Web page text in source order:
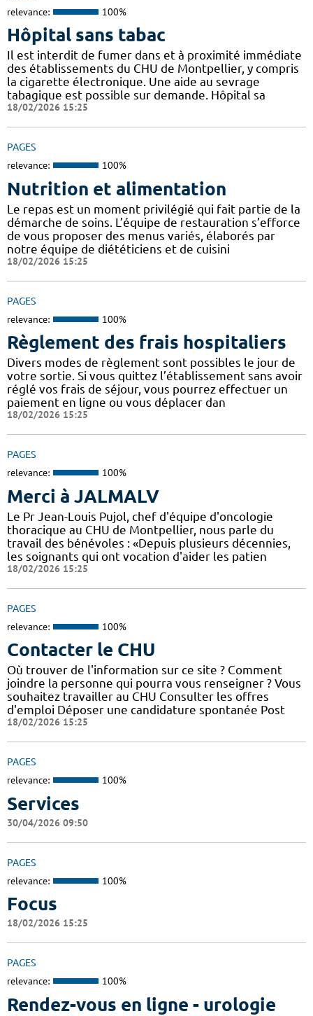
relevance: 100%
Hôpital sans tabac
Il est interdit de fumer dans et à proximité immédiate
des établissements du CHU de Montpellier, y compris
la cigarette électronique. Une aide au sevrage
tabagique est possible sur demande. Hôpital sa
18/02/2026 15:25
PAGES
relevance: 100%
Nutrition et alimentation
Le repas est un moment privilégié qui fait partie de la
démarche de soins. L’équipe de restauration s’efforce
de vous proposer des menus variés, élaborés par
notre équipe de diététiciens et de cuisini
18/02/2026 15:25
PAGES
relevance: 100%
Règlement des frais hospitaliers
Divers modes de règlement sont possibles le jour de
votre sortie. Si vous quittez l’établissement sans avoir
réglé vos frais de séjour, vous pourrez effectuer un
paiement en ligne ou vous déplacer dan
18/02/2026 15:25
PAGES
relevance: 100%
Merci à JALMALV
Le Pr Jean-Louis Pujol, chef d'équipe d'oncologie
thoracique au CHU de Montpellier, nous parle du
travail des bénévoles : «Depuis plusieurs décennies,
les soignants qui ont vocation d'aider les patien
18/02/2026 15:25
PAGES
relevance: 100%
Contacter le CHU
Où trouver de l'information sur ce site ? Comment
joindre la personne qui pourra vous renseigner ? Vous
souhaitez travailler au CHU Consulter les offres
d'emploi Déposer une candidature spontanée Post
18/02/2026 15:25
PAGES
relevance: 100%
Services
30/04/2026 09:50
PAGES
relevance: 100%
Focus
18/02/2026 15:25
PAGES
relevance: 100%
Rendez-vous en ligne - urologie